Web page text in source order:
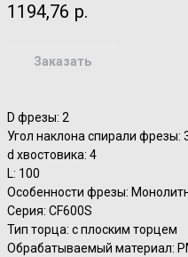
1194,76 р.
Заказать
D фрезы: 2
Угол наклона спирали фрезы:
d хвостовика: 4
L: 100
Особенности фрезы:
Серия: CF600S
Тип торца: с плоским торцем
Обрабатываемый материал: